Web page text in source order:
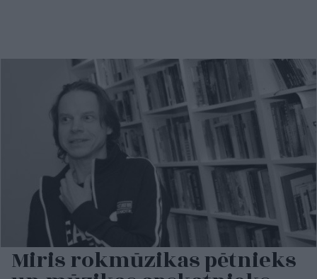
Miris rokmūzikas pētnieks